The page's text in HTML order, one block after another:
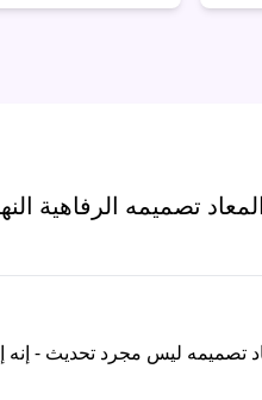
تصميمه الرفاهية
تصميمه ليس مجرد تحديث - إنه